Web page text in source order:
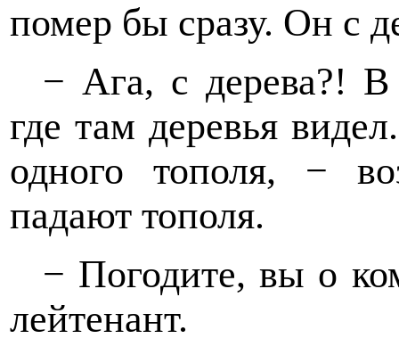
помер бы сразу. Он с
− Ага, с дерева?! В
где там деревья
одного тополя, −
падают тополя.
− Погодите, вы о
лейтенант.